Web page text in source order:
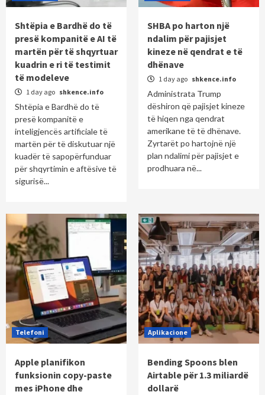
Shtëpia e Bardhë do të
presë kompanitë e AI të
martën për të shqyrtuar
kuadrin e ri të testimit
të modeleve
1 day ago shkence.info
Shtëpia e Bardhë do të
presë kompanitë e
inteligjencës artificiale të
martën për të diskutuar një
kuadër të sapopërfunduar
për shqyrtimin e aftësive të
sigurisë...
SHBA po harton një
ndalim për pajisjet
kineze në qendrat e të
dhënave
1 day ago shkence.info
Administrata Trump
dëshiron që pajisjet kineze
të hiqen nga qendrat
amerikane të të dhënave.
Zyrtarët po hartojnë një
plan ndalimi për pajisjet e
prodhuara në...
Telefoni
Apple planifikon
funksionin copy-paste
mes iPhone dhe
Aplikacione
Bending Spoons blen
Airtable për 1.3 miliardë
dollarë